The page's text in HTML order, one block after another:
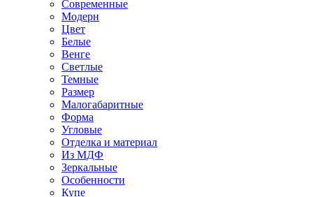
Современные
Модерн
Цвет
Белые
Венге
Светлые
Темные
Размер
Малогабаритные
Форма
Угловые
Отделка и материал
Из МДФ
Зеркальные
Особенности
Купе